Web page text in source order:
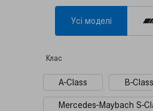
Уci моделi
Клас
A-Class B-Class
Mercedes-Maybach S-